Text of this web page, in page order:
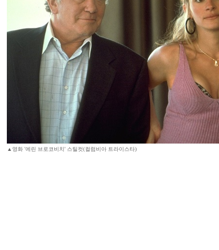
▲영화 '에린 브로코비치' 스틸컷(컬럼비아 트라이스타)